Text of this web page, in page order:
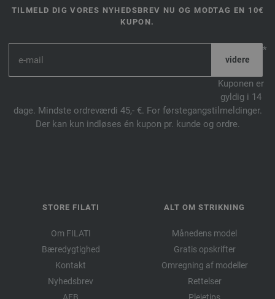
TILMELD DIG VORES NYHEDSBREV NU OG MODTAG EN 10€
KUPON.
*
Kuponen er
gyldig i 14
dage. Mindste ordreværdi 45,- €. For førstegangstilmeldinger.
Der kan kun indløses én kupon pr. kunde og ordre.
STORE FILATI
Om FILATI
Bæredygtighed
Kontakt
Nyhedsbrev
ALT OM STRIKNING
Månedens model
Gratis opskrifter
Omregning af modeller
Rettelser